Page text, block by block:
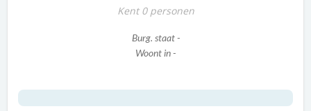
Kent 0 personen
Burg. staat -
Woont in -